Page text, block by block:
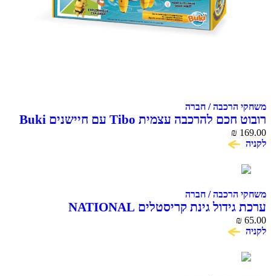
משחקי הרכבה / חברה
רובוט חכם להרכבה עצמית Tibo עם חיישנים Buki
France
₪ 169.00
לקניה
משחקי הרכבה / חברה
ערכת גידול גינת קריסטלים NATIONAL
GEOGRAPHIC CRYSTAL GARDEN
₪ 65.00
לקניה